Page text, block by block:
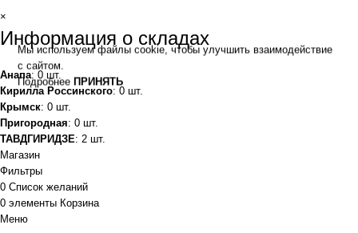
Мы используем файлы cookie, чтобы улучшить взаимодействие
с сайтом.
Подробнее ПРИНЯТЬ
×
Информация о складах
Анапа: 0 шт.
Кирилла Россинского: 0 шт.
Крымск: 0 шт.
Пригородная: 0 шт.
ТАВДГИРИДЗЕ: 2 шт.
Магазин
Фильтры
0 Список желаний
0 элементы Корзина
Меню